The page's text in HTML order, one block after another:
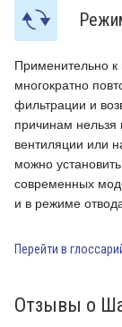
Применительно
многократно
фильтрации и
причинам нельзя
вентиляции или
можно
современных
и в режиме
Перейти в
Отзывы о